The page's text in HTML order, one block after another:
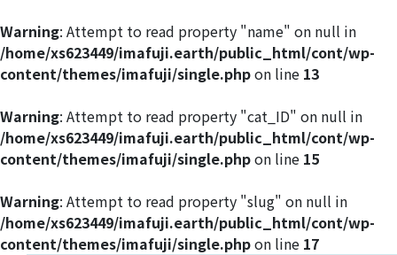
富士宮ルート
プリンスルート
御殿場ルート
吉田ルート
Warning: Attempt to read property "name" on null in
/home/xs623449/imafuji.earth/public_html/cont/wp-
content/themes/imafuji/single.phpon line 13
Warning: Attempt to read property "cat_ID" on null in
/home/xs623449/imafuji.earth/public_html/cont/wp-
content/themes/imafuji/single.phpon line 15
Warning: Attempt to read property "slug" on null in
/home/xs623449/imafuji.earth/public_html/cont/wp-
content/themes/imafuji/single.phpon line 17